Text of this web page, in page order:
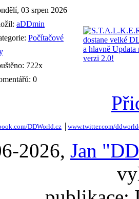
03 srpen 2026
aDDmin
Počítačové
722x
0
DDWorld.cz www.twitter.com/
2026, Jan